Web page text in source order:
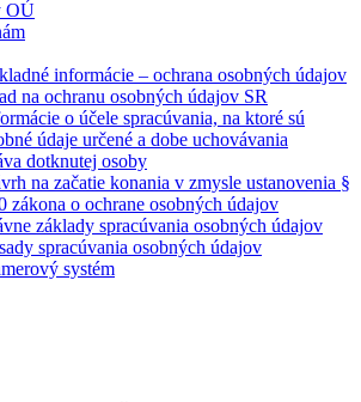
OÚ
informácie – ochrana osobných údajov
na ochranu osobných údajov SR
o účele spracúvania, na ktoré sú
údaje určené a dobe uchovávania
dotknutej osoby
na začatie konania v zmysle ustanovenia §
zákona o ochrane osobných údajov
základy spracúvania osobných údajov
spracúvania osobných údajov
systém